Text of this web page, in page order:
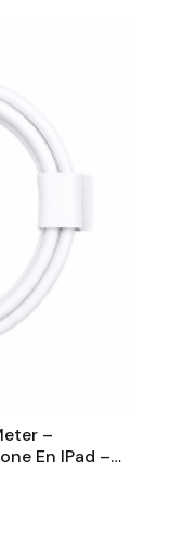
AAN
–
En IPad –